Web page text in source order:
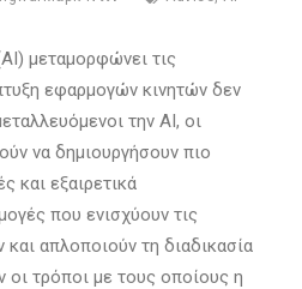
μεταμορφώνει τις
εφαρμογών κινητών δεν
την AI, οι
να δημιουργήσουν πιο
και εξαιρετικά
που ενισχύουν τις
απλοποιούν τη διαδικασία
οι τρόποι με τους οποίους η